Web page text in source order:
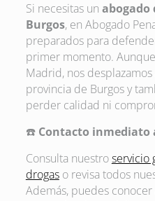
Si necesitas un abogado
Burgos, en Abogado
preparados para
primer momento.
Madrid, nos
provincia de Burgos y
perder calidad ni
☎️ Contacto inmediato
Consulta nuestroservicio
drogaso revisa todos
Además, puedes